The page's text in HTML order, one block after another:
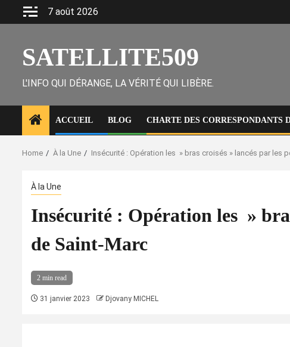
7 août 2026
SATELLITE509
L'INFO QUI DÉRANGE, LA VÉRITÉ QUI LIBÈRE.
ACCUEIL BLOG CHARTE DES CORRESPONDANTS
Home À la Une Insécurité : Opération les » bras croisés » lancés par les
À la Une
Insécurité : Opération les »
de Saint-Marc
2 min read
31 janvier 2023 Djovany MICHEL